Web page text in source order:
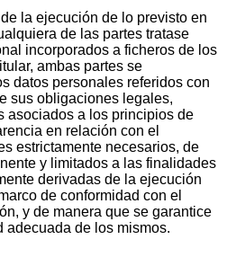
la ejecución de lo previsto en
de las partes tratase
incorporados a ficheros de los
ambas partes se
datos personales referidos con
sus obligaciones legales,
asociados a los principios de
en relación con el
estrictamente necesarios, de
y limitados a las finalidades
derivadas de la ejecución
de conformidad con el
y de manera que se garantice
adecuada de los mismos.